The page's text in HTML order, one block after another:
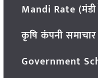
Mandi Rate (मंडी
कृषि कंपनी
Government